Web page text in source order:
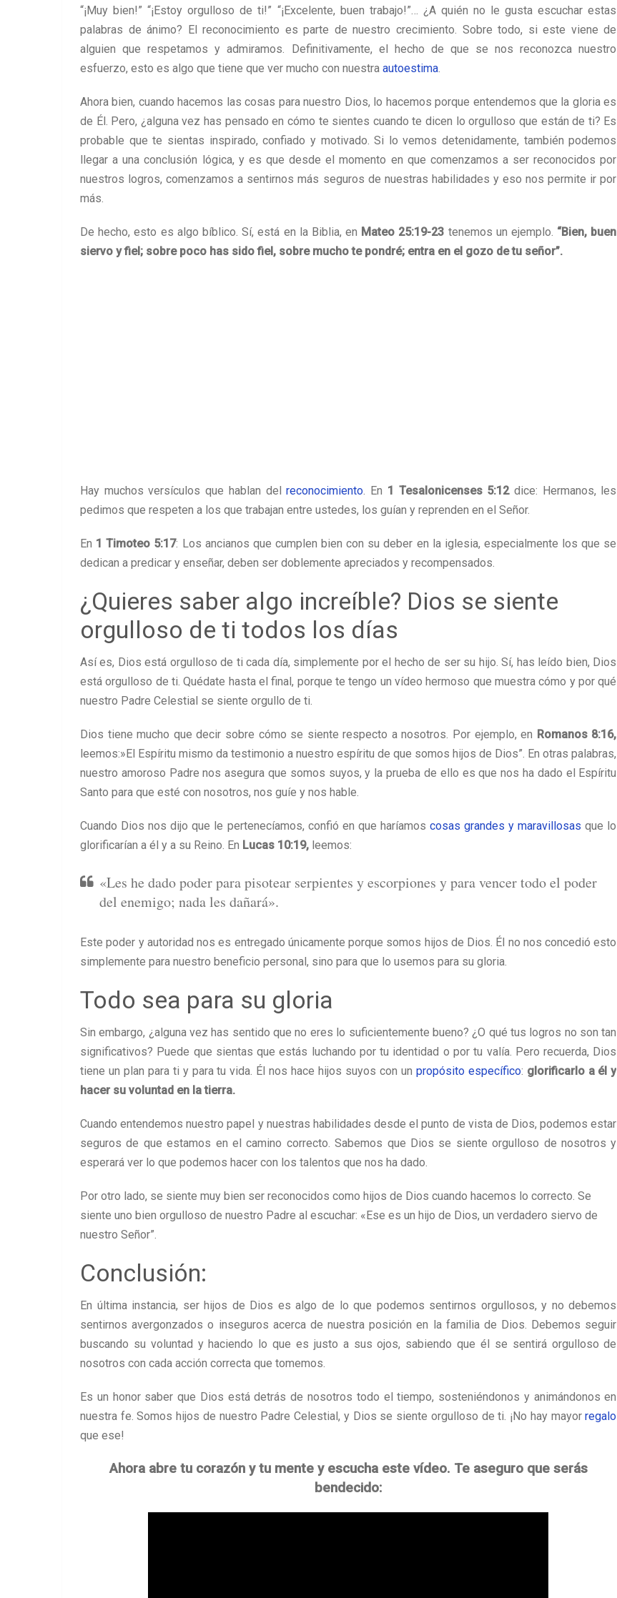
“¡Muy bien!” “¡Estoy orgulloso de ti!” “¡Excelente, buen trabajo!”… ¿A quién no le gusta escuchar estas
palabras de ánimo? El reconocimiento es parte de nuestro crecimiento. Sobre todo, si este viene de
alguien que respetamos y admiramos. Definitivamente, el hecho de que se nos reconozca nuestro
esfuerzo, esto es algo que tiene que ver mucho con nuestra autoestima
Ahora bien, cuando hacemos las cosas para nuestro Dios, lo hacemos porque entendemos que la gloria es
de Él. Pero, ¿alguna vez has pensado en cómo te sientes cuando te dicen lo orgulloso que están de ti? Es
probable que te sientas inspirado, confiado y motivado. Si lo vemos detenidamente, también podemos
llegar a una conclusión lógica, y es que desde el momento en que comenzamos a ser reconocidos por
nuestros logros, comenzamos a sentirnos más seguros de nuestras habilidades y eso nos permite ir por
más.
De hecho, esto es algo bíblico. Sí, está en la Biblia, en Mateo 25:19-23 tenemos un ejemplo. “Bien, buen
siervo y fiel; sobre poco has sido fiel, sobre mucho te pondré; entra en el gozo de tu señor”.
Hay muchos versículos que hablan delreconocimiento . En 1 Tesalonicenses 5:12dice: Hermanos, les
pedimos que respeten a los que trabajan entre ustedes, los guían y reprenden en el Señor.
En 1 Timoteo 5:17: Los ancianos que cumplen bien con su deber en la iglesia, especialmente los que se
dedican a predicar y enseñar, deben ser doblemente apreciados y recompensados.
¿Quieres saber algo increíble? Dios se siente
orgulloso de ti todos los días
Así es, Dios está orgulloso de ti cada día, simplemente por el hecho de ser su hijo. Sí, has leído bien, Dios
está orgulloso de ti. Quédate hasta el final, porque te tengo un vídeo hermoso que muestra cómo y por qué
nuestro Padre Celestial se siente orgullo de ti.
Dios tiene mucho que decir sobre cómo se siente respecto a nosotros. Por ejemplo, en Romanos 8:16,
leemos:»El Espíritu mismo da testimonio a nuestro espíritu de que somos hijos de Dios”. En otras palabras,
nuestro amoroso Padre nos asegura que somos suyos, y la prueba de ello es que nos ha dado el Espíritu
Santo para que esté con nosotros, nos guíe y nos hable.
Cuando Dios nos dijo que le pertenecíamos, confió en que haríamos cosas grandes y maravillosas que lo
glorificarían a él y a su Reino. En Lucas 10:19, leemos:
«Les he dado poder para pisotear serpientes y escorpiones y para vencer todo el poder
del enemigo; nada les dañará».
Este poder y autoridad nos es entregado únicamente porque somos hijos de Dios. Él no nos concedió esto
simplemente para nuestro beneficio personal, sino para que lo usemos para su gloria.
Todo sea para su gloria
Sin embargo, ¿alguna vez has sentido que no eres lo suficientemente bueno? ¿O qué tus logros no son tan
significativos? Puede que sientas que estás luchando por tu identidad o por tu valía. Pero recuerda, Dios
tiene un plan para ti y para tu vida. Él nos hace hijos suyos con un propósito específico: glorificarlo a él y
hacer su voluntad en la tierra.
Cuando entendemos nuestro papel y nuestras habilidades desde el punto de vista de Dios, podemos estar
seguros de que estamos en el camino correcto. Sabemos que Dios se siente orgulloso de nosotros y
esperará ver lo que podemos hacer con los talentos que nos ha dado.
Por otro lado, se siente muy bien ser reconocidos como hijos de Dios cuando hacemos lo correcto. Se
siente uno bien orgulloso de nuestro Padre al escuchar: «Ese es un hijo de Dios, un verdadero siervo de
nuestro Señor”.
Conclusión:
En última instancia, ser hijos de Dios es algo de lo que podemos sentirnos orgullosos, y no debemos
sentirnos avergonzados o inseguros acerca de nuestra posición en la familia de Dios. Debemos seguir
buscando su voluntad y haciendo lo que es justo a sus ojos, sabiendo que él se sentirá orgulloso de
nosotros con cada acción correcta que tomemos.
Es un honor saber que Dios está detrás de nosotros todo el tiempo, sosteniéndonos y animándonos en
nuestra fe. Somos hijos de nuestro Padre Celestial, y Dios se siente orgulloso de ti. ¡No hay mayorregalo
que ese!
Ahora abre tu corazón y tu mente y escucha este vídeo. Te aseguro que serás
bendecido: